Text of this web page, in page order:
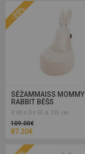
-20%
SĒŽAMMAISS MOMMY
RABBIT BĒŠS
P 60 x Dz 65 A 105 cm
109.00€
87.20€